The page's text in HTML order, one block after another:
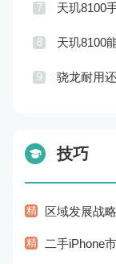
7 天玑8100
8 天玑8100
9 骁龙耐用
技巧
精 区域发展战
精 二手iPhone